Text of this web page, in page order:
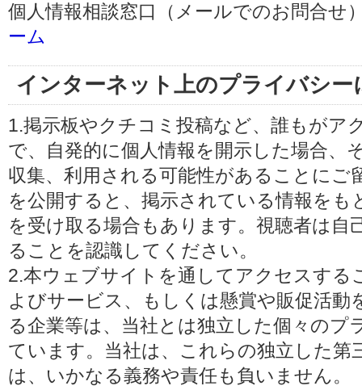
個人情報相談窓口（メールでのお問合せ
ーム
インターネット上のプライバシー
1.掲示板やクチコミ投稿など、誰もがア
で、自発的に個人情報を開示した場合、
収集、利用される可能性があることに
を公開すると、掲示されている情報を
を受け取る場合もあります。視聴者は自
ることを認識してください。
2.本ウェブサイトを通してアクセスする
よびサービス、もしくは懸賞や販促活動
る企業等は、当社とは独立した個々のプ
ています。当社は、これらの独立した第
は、いかなる義務や責任も負いません。